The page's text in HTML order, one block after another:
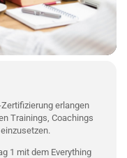
erlangen
Trainings, Coachings
1 mit dem Everything